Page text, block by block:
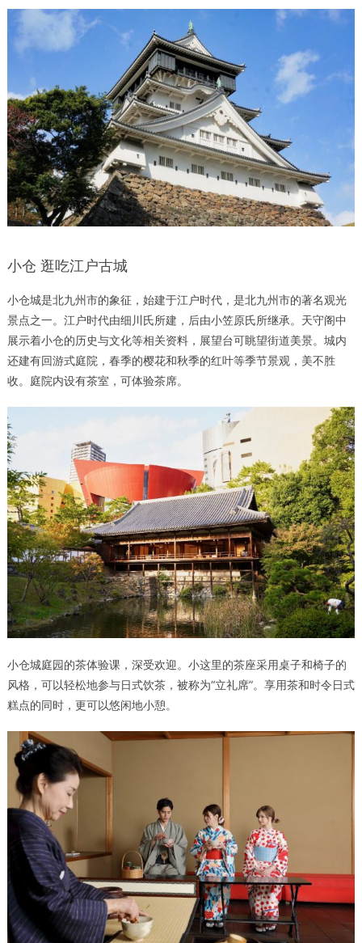
小仓 逛吃江户古城
小仓城是北九州市的象征，始建于江户时代，是北九州市的著名观光
景点之一。江户时代由细川氏所建，后由小笠原氏所继承。天守阁中
展示着小仓的历史与文化等相关资料，展望台可眺望街道美景。城内
还建有回游式庭院，春季的樱花和秋季的红叶等季节景观，美不胜
收。庭院内设有茶室，可体验茶席。
小仓城庭园的茶体验课，深受欢迎。小这里的茶座采用桌子和椅子的
风格，可以轻松地参与日式饮茶，被称为“立礼席”。享用茶和时令日式
糕点的同时，更可以悠闲地小憩。